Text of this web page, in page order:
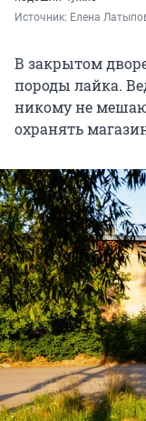
Источник: Елена
В закрытом
породы лайка.
никому не
охранять